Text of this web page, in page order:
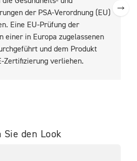
der PSA-Verordnung (EU)
Eine EU-Prüfung der
einer in Europa zugelassenen
und dem Produkt
Zertifizierung verliehen.
den Look